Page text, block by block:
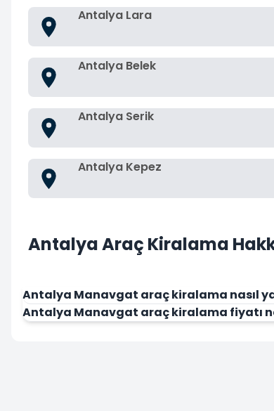
Antalya Lara
Antalya Belek
Antalya Serik
Antalya Kepez
Antalya Araç Kiralama
Antalya Manavgat araç kiralama nasıl
Antalya Manavgat araç kiralama fiyatı